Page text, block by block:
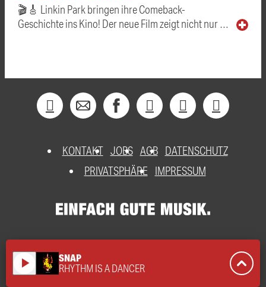
🎬🎸 Linkin Park bringen ihre Comeback-
Geschichte ins Kino! Der neue Film zeigt nicht nur …
KONTAKT JOBS AGB DATENSCHUTZ
PRIVATSPHÄRE
IMPRESSUM
play_arrow SNAP
RHYTHM IS A DANCER